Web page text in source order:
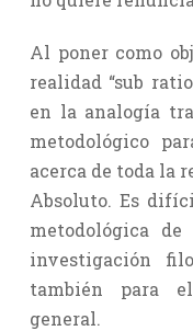
Al poner como
realidad “sub
en la analogía
metodológico
acerca de toda la
Absoluto. Es
metodológica
investigación
también para
general.